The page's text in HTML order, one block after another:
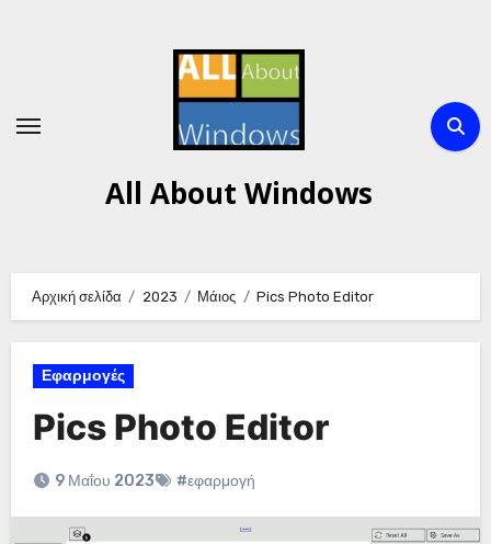
All About Windows
Αρχική σελίδα 2023 Μάιος Pics Photo Editor
Εφαρμογές
Pics Photo Editor
9 Μαΐου 2023 #εφαρμογή